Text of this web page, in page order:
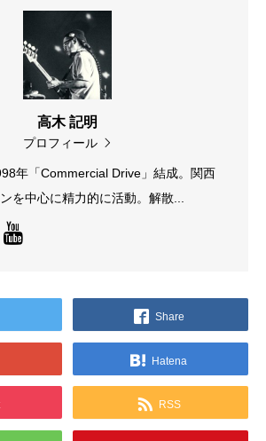
高木 記明
プロフィール
年「Commercial Drive」結成。関西
を中心に精力的に活動。解散...
Share
Hatena
RSS